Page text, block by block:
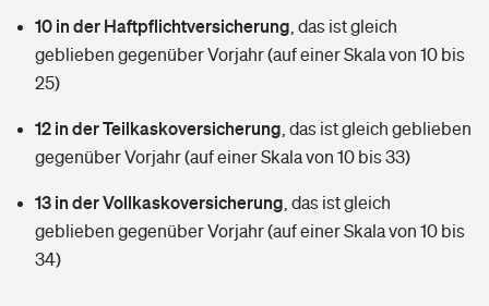
Wer versichert was: Jetzt Versicherer finden
Sie haben Fragen?
Mietkautionsversicherung
Restkreditversicherung
Tools
Kinderinvalidität
Hundehalter-Haftpflicht
Handyversicherung
Tierkrankenversicherung
Zur Übersicht
Tools
Wer versichert was: Jetzt Versicherer finden
10 in der Haftpflichtversicherung das ist gleich
geblieben gegenüber Vorjahr (auf einer Skala von 10 bis
25)
12 in der Teilkaskoversicherung das ist gleich geblieben
gegenüber Vorjahr (auf einer Skala von 10 bis 33)
13 in der Vollkaskoversicherung das ist gleich
geblieben gegenüber Vorjahr (auf einer Skala von 10 bis
34)